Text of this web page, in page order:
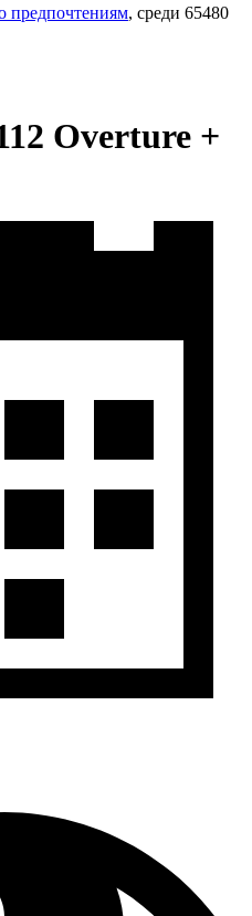
предпочтениям, среди 65480
Overture +